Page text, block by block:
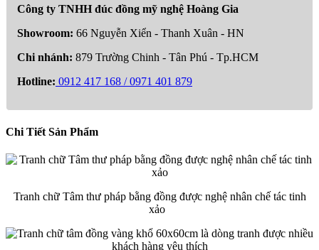
Công ty TNHH đúc đồng mỹ nghệ Hoàng Gia
Showroom: 66 Nguyễn Xiển - Thanh Xuân - HN
Chi nhánh: 879 Trường Chinh - Tân Phú - Tp.HCM
Hotline: 0912 417 168 / 0971 401 879
Chi Tiết Sản Phẩm
Tranh chữ Tâm thư pháp bằng đồng được nghệ nhân chế tác tinh
xảo